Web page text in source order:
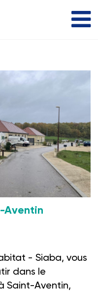
Aventin
- Siaba, vous
dans le
Saint-Aventin,